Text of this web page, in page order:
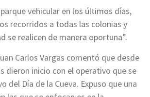
vehicular en los últimos días,
recorridos a todas las colonias y
se realicen de manera oportuna”.
Carlos Vargas comentó que desde
dieron inicio con el operativo que se
del Día de la Cueva. Expuso que una